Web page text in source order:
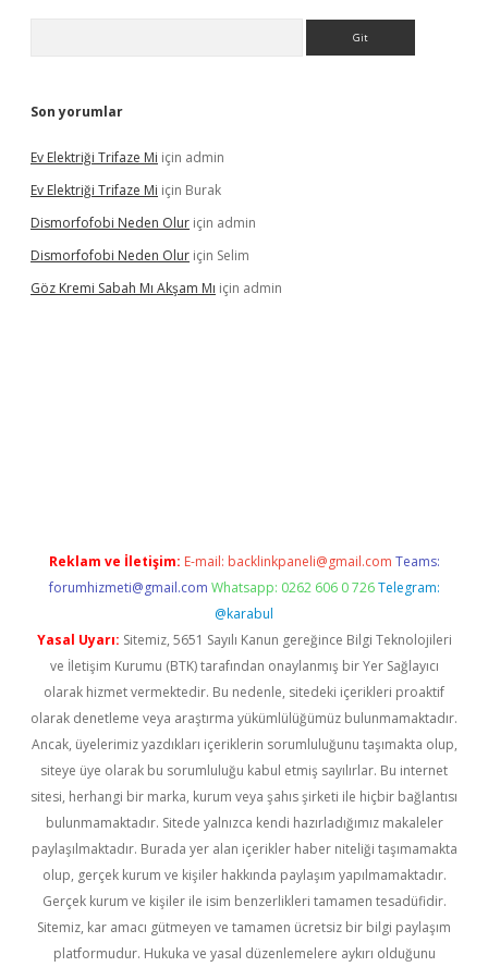
Son yorumlar
Ev Elektriği Trifaze Mi için admin
Ev Elektriği Trifaze Mi için Burak
Dismorfofobi Neden Olur için admin
Dismorfofobi Neden Olur için Selim
Göz Kremi Sabah Mı Akşam Mı için admin
Reklam ve İletişim: E-mail: backlinkpaneli@gmail.com Teams:
forumhizmeti@gmail.com Whatsapp: 0262 606 0 726 Telegram:
@karabul
Yasal Uyarı: Sitemiz, 5651 Sayılı Kanun gereğince Bilgi Teknolojileri
ve İletişim Kurumu (BTK) tarafından onaylanmış bir Yer Sağlayıcı
olarak hizmet vermektedir. Bu nedenle, sitedeki içerikleri proaktif
olarak denetleme veya araştırma yükümlülüğümüz bulunmamaktadır.
Ancak, üyelerimiz yazdıkları içeriklerin sorumluluğunu taşımakta olup,
siteye üye olarak bu sorumluluğu kabul etmiş sayılırlar. Bu internet
sitesi, herhangi bir marka, kurum veya şahıs şirketi ile hiçbir bağlantısı
bulunmamaktadır. Sitede yalnızca kendi hazırladığımız makaleler
paylaşılmaktadır. Burada yer alan içerikler haber niteliği taşımamakta
olup, gerçek kurum ve kişiler hakkında paylaşım yapılmamaktadır.
Gerçek kurum ve kişiler ile isim benzerlikleri tamamen tesadüfidir.
Sitemiz, kar amacı gütmeyen ve tamamen ücretsiz bir bilgi paylaşım
platformudur. Hukuka ve yasal düzenlemelere aykırı olduğunu